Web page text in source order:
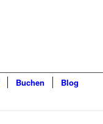
Buchen Blog